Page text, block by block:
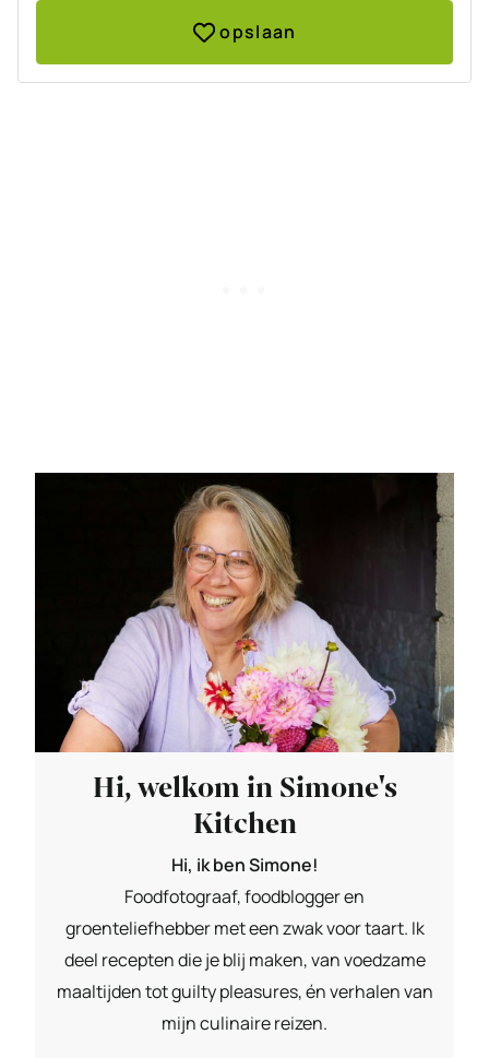
opslaan
Hi, welkom in Simone's
Kitchen
Hi, ik ben Simone!
Foodfotograaf, foodblogger en
groenteliefhebber met een zwak voor taart. Ik
deel recepten die je blij maken, van voedzame
maaltijden tot guilty pleasures, én verhalen van
mijn culinaire reizen.